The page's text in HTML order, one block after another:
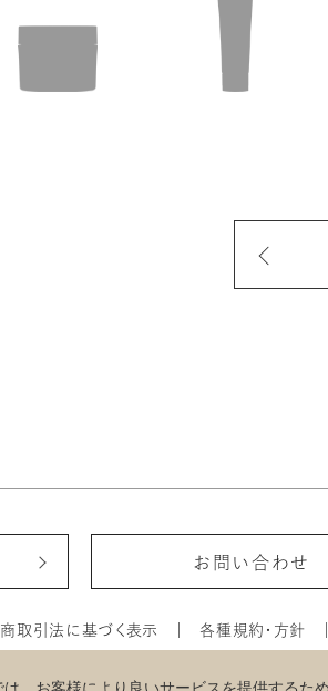
お問い合わせ
取引法に基づく表示 各種規約・方針